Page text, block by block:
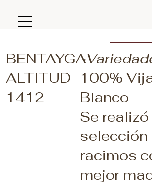
BENTAYGA
ALTITUD
1412
100%
Blanco
Se realizó
selección
racimos
mejor